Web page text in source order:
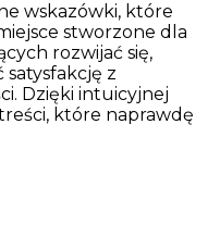
wskazówki, które
stworzone dla
rozwijać się,
z
Dzięki intuicyjnej
które naprawdę